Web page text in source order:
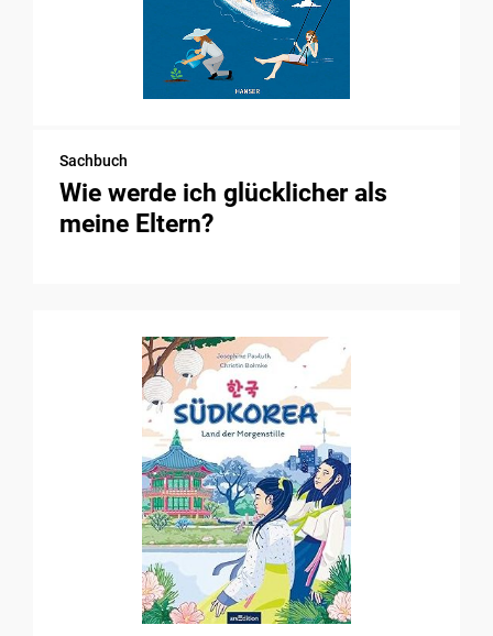
Sachbuch
Wie werde ich glücklicher als
meine Eltern?